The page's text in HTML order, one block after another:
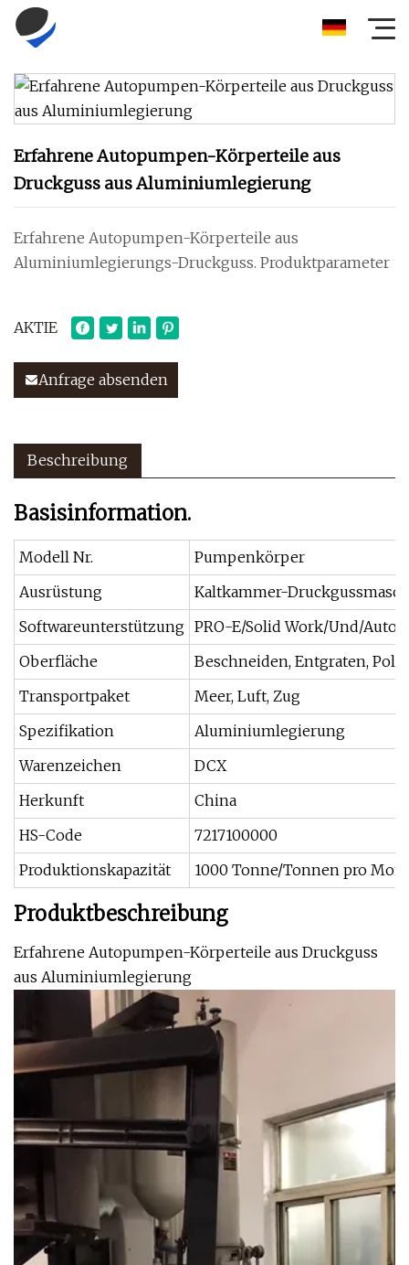
Erfahrene Autopumpen-Körperteile aus
Druckguss aus Aluminiumlegierung
Erfahrene Autopumpen-Körperteile aus
Aluminiumlegierungs-Druckguss. Produktparameter
AKTIE
Anfrage absenden
Beschreibung
Basisinformation.
Modell Nr.
Pumpenkörper
Ausrüstung
Kaltkammer-
Softwareunterstützung PRO-E/Solid Work/Und/Auto
Oberfläche
Beschneiden, Entgraten,
Transportpaket
Meer, Luft, Zug
Spezifikation
Aluminiumlegierung
Warenzeichen
DCX
Herkunft
China
HS-Code
7217100000
Produktionskapazität
1000 Tonne/Tonnen pro
Produktbeschreibung
Erfahrene Autopumpen-Körperteile aus Druckguss
aus Aluminiumlegierung